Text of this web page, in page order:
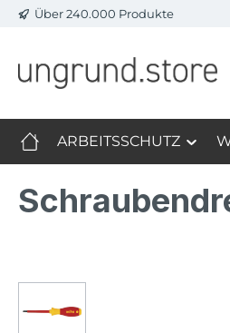
Hauptinhalt springen
Zur Suche springen
Zur Hauptnavigation
Über 240.000 Produkte
ARBEITSSCHUTZ